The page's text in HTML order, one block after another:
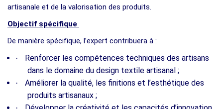
artisanale et de la valorisation des produits.
Objectif spécifique
De manière spécifique, l’expert contribuera à :
·
Renforcer les compétences techniques des artisans
dans le domaine du design textile artisanal ;
·
Améliorer la qualité, les finitions et l’esthétique des
produits artisanaux ;